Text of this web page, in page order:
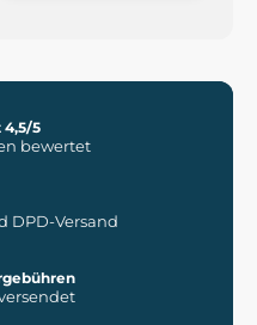
4,5/5
bewertet
DPD-Versand